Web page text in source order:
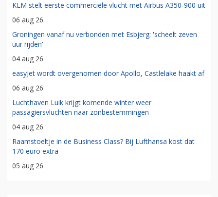
KLM stelt eerste commerciële vlucht met Airbus A350-900 uit
06 aug 26
Groningen vanaf nu verbonden met Esbjerg: 'scheelt zeven
uur rijden'
04 aug 26
easyJet wordt overgenomen door Apollo, Castlelake haakt af
06 aug 26
Luchthaven Luik krijgt komende winter weer
passagiersvluchten naar zonbestemmingen
04 aug 26
Raamstoeltje in de Business Class? Bij Lufthansa kost dat
170 euro extra
05 aug 26